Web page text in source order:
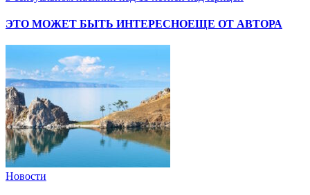
ЭТО МОЖЕТ БЫТЬ ИНТЕРЕСНОЕЩЕ ОТ АВТОРА
Новости